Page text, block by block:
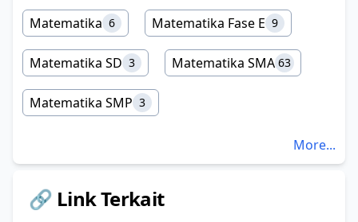
Matematika 6 Matematika Fase E 9
Matematika SD 3 Matematika SMA 63
Matematika SMP 3
More...
🔗 Link Terkait